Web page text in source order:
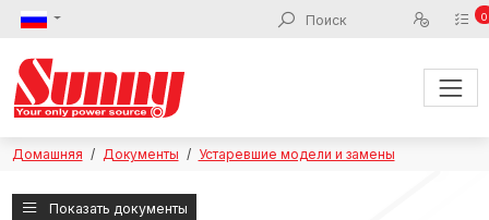
0
Домашняя Документы Устаревшие модели и замены
Показать документы